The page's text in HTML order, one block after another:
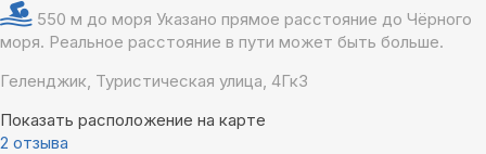
550 м до моря Указано прямое расстояние до Чёрного
моря. Реальное расстояние в пути может быть больше.
Геленджик, Туристическая улица, 4Гк3
Показать расположение на карте
2 отзыва